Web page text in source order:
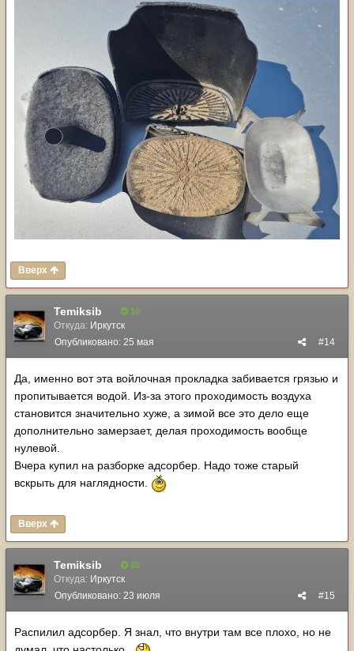
Вверх
Temiksib 10
Откуда: Иркутск
#14
Опубликовано: 25 мая
Да, именно вот эта войлочная прокладка забивается грязью и
пропитывается водой. Из-за этого проходимость воздуха
становится значительно хуже, а зимой все это дело еще
дополнительно замерзает, делая проходимость вообще
нулевой.
Вчера купил на разборке адсорбер. Надо тоже старый
вскрыть для наглядности.
Вверх
Temiksib 10
Откуда: Иркутск
#15
Опубликовано: 23 июля
Распилил адсорбер. Я знал, что внутри там все плохо, но не